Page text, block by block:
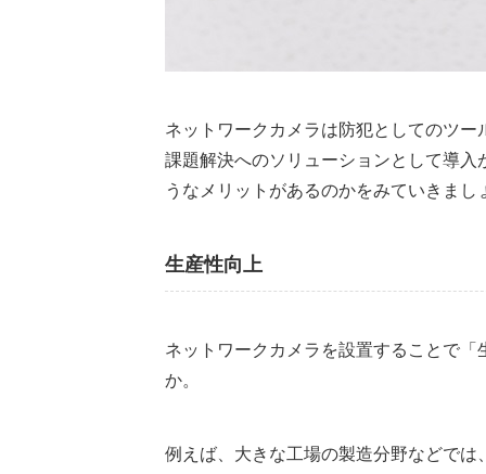
ネットワークカメラは防犯としてのツ
課題解決へのソリューションとして導
うなメリットがあるのかをみていきまし
生産性向上
ネットワークカメラを設置することで
か。
例えば、大きな工場の製造分野などで